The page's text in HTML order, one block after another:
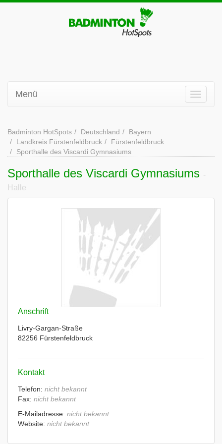
Menü
Badminton HotSpots Deutschland
Bayern
Landkreis Fürstenfeldbruck
Fürstenfeldbruck
Sporthalle des Viscardi Gymnasiums
Sporthalle des Viscardi Gymnasiums -
Halle
Anschrift
Livry-Gargan-Straße
82256 Fürstenfeldbruck
Kontakt
Telefon: nicht bekannt
Fax: nicht bekannt
E-Mailadresse: nicht bekannt
Website: nicht bekannt